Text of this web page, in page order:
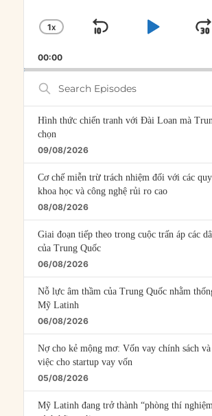
CHANGE
RATE
1X
SKIP
PLAY
00:00
Search
Episodes
Hình thức chiến tranh với Đài Loan mà
chọn
09/08/2026
Cơ chế miễn trừ trách nhiệm đối với các
khoa học và công nghệ rủi ro cao
08/08/2026
Giai đoạn tiếp theo trong cuộc trấn áp các
của Trung Quốc
06/08/2026
Nỗ lực âm thầm của Trung Quốc nhằm
Mỹ Latinh
06/08/2026
Nợ cho kẻ mộng mơ: Vốn vay chính sách
việc cho startup vay vốn
05/08/2026
Mỹ Latinh đang trở thành “phòng thí